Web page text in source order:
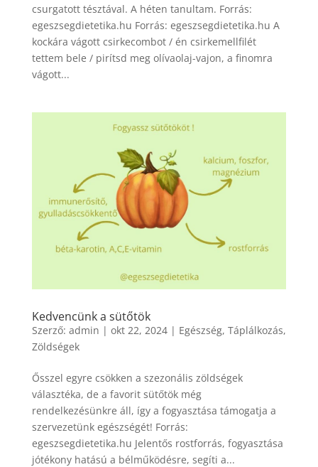
csurgatott tésztával. A héten tanultam. Forrás:
egeszsegdietetika.hu Forrás: egeszsegdietetika.hu A
kockára vágott csirkecombot / én csirkemellfilét
tettem bele / pirítsd meg olívaolaj-vajon, a finomra
vágott...
Kedvencünk a sütőtök
Szerző: admin | okt 22, 2024| Egészség, Táplálkozás,
Zöldségek
Ősszel egyre csökken a szezonális zöldségek
választéka, de a favorit sütőtök még
rendelkezésünkre áll, így a fogyasztása támogatja a
szervezetünk egészségét! Forrás:
egeszsegdietetika.hu Jelentős rostforrás, fogyasztása
jótékony hatású a bélműködésre, segíti a...